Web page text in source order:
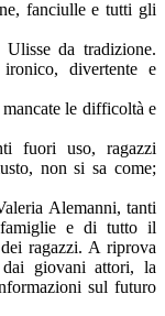
fanciulle e tutti gli
da tradizione.
divertente e
le difficoltà e
fuori uso, ragazzi
non si sa come;
Alemanni, tanti
famiglie e di tutto il
ragazzi. A riprova
dai giovani attori, la
sul futuro